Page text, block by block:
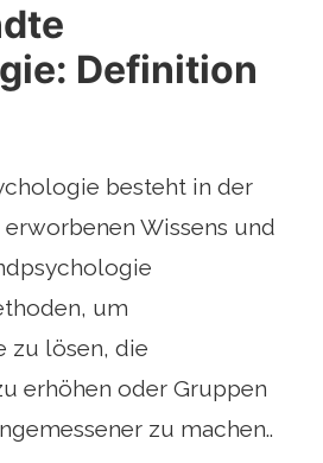
Definition
besteht in der
Wissens und
um
zu lösen, die
erhöhen oder Gruppen
zu machen..